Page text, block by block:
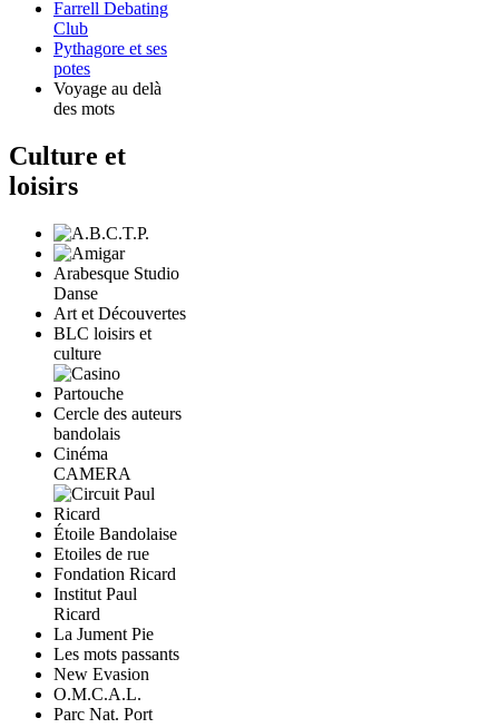
Farrell Debating
Club
Pythagore et ses
potes
Voyage au delà
des mots
Culture et
loisirs
Arabesque Studio
Danse
Art et Découvertes
BLC loisirs et
culture
Cercle des auteurs
bandolais
Cinéma
CAMERA
Étoile Bandolaise
Etoiles de rue
Fondation Ricard
Institut Paul
Ricard
La Jument Pie
Les mots passants
New Evasion
O.M.C.A.L.
Parc Nat. Port